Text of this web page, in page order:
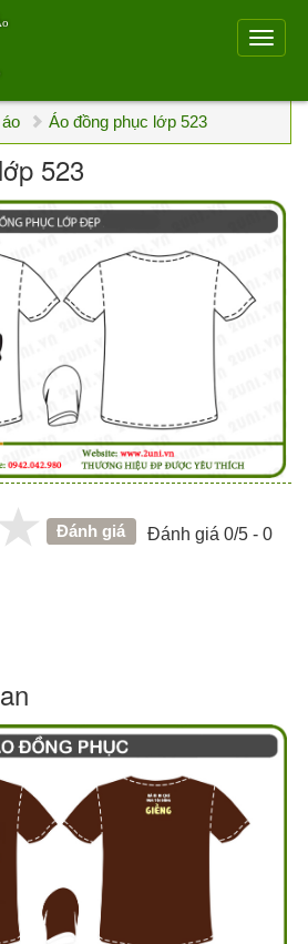
Áo đồng phục lớp 523
523
Đánh giá Đánh giá 0/5 - 0